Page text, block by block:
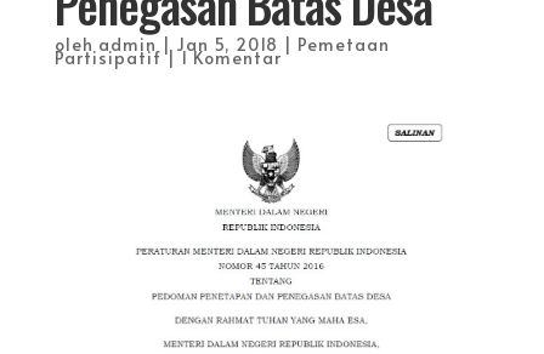
oleh admin | Jan 5, 2018 | Pemetaan
Partisipatif |1 Komentar